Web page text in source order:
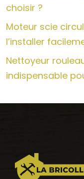
choisir ?
Moteur scie
l’installer
Nettoyeur
indispensable